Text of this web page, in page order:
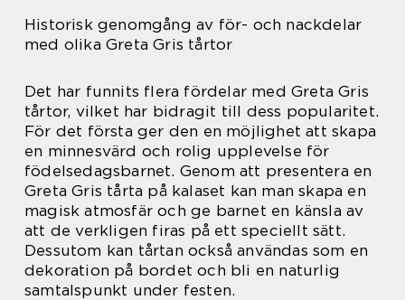
Historisk genomgång av för- och nackdelar
med olika Greta Gris tårtor
Det har funnits flera fördelar med Greta Gris
tårtor, vilket har bidragit till dess popularitet.
För det första ger den en möjlighet att skapa
en minnesvärd och rolig upplevelse för
födelsedagsbarnet. Genom att presentera en
Greta Gris tårta på kalaset kan man skapa en
magisk atmosfär och ge barnet en känsla av
att de verkligen firas på ett speciellt sätt.
Dessutom kan tårtan också användas som en
dekoration på bordet och bli en naturlig
samtalspunkt under festen.